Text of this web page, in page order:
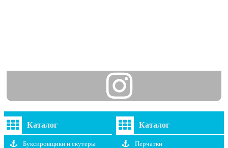
Каталог
Буксировщики и скутеры
Каталог
Перчатки